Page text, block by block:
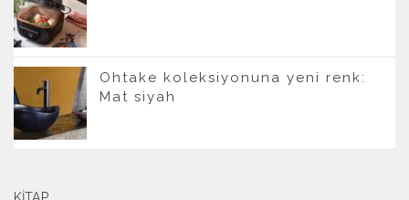
Ohtake koleksiyonuna yeni renk:
Mat siyah
KITAP